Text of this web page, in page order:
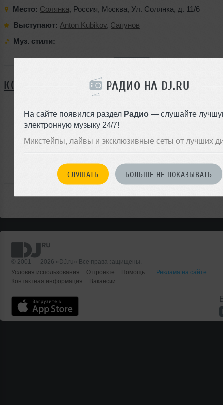
РАДИО НА DJ.RU
На сайте появился раздел Радио — слушайте
электронную музыку 24/7!
Микстейпы, лайвы и эксклюзивные сеты от лучших
СЛУШАТЬ БОЛЬШЕ НЕ ПОКАЗЫВАТЬ
Место: Солянка, Россия, Москва, Ул. Солянка, д. 11/6
Выступают: Anton Kubikov, Сапунов
Муз. стили:
КОММЕНТАРИИ
ЗАРЕГИСТРИРУЙТЕСЬ
Или
© 2001 — 2026 «DJ.ru» Все права защищены.
Условия использования
О проекте Помощь
Реклама на сайте
Контактная информация
Вакансии